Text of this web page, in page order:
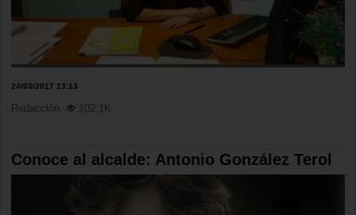
24/03/2017 13:13
Redacción 102,1K
Conoce al alcalde: Antonio González Terol